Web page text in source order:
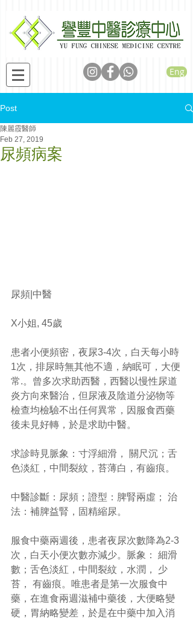
Eng
Post
尿頻病案
陳麗霞醫師
Feb 27, 2019
尿頻|中醫
X小姐, 45歲
患者小便頻密，夜尿3-4次，白天每小時
1次，排尿時無其他不適，納眠可，大便
常.。曾多次求助西醫，西醫以慢性尿道
炎方向來醫治，但尿液及陰道分泌物等
檢查均檢驗不出任何異常，因服食西藥
後未見好轉，於是求助中醫。
求診時見脈象：寸浮細滑， 關尺沉；舌
色淡紅，中間裂紋，苔薄白，有齒痕。
中醫診斷：尿頻；證型：脾腎兩虛； 治
法：補脾益腎，固精縮尿。
服食中藥兩週後，患者夜尿次數降為2-3
次，白天小便次數亦減少。脈象： 細滑
數；舌色淡紅，中間裂紋，水潤， 少
苔， 有齒痕。唯患者是第一次服食中
藥，在進食兩週滋補中藥後，大便略變
硬，胃納略變差，於是在中藥中加入消